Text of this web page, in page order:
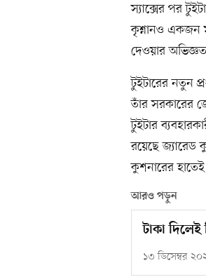
স্যাক্সের পর
কৃশ্নানও একজন
দেওয়ার
টুইটারের নতুন
তাঁর সরকারের
টুইটার
রয়েছে জ্যারেড
কুশনারের হাতেই
আরও পড়ুন
টাকা
১৩ ডিসেম্বর